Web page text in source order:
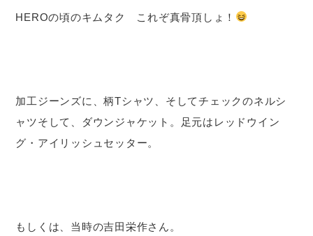
HEROの頃のキムタク これぞ真骨頂しょ！
加工ジーンズに、柄Tシャツ、そしてチェックのネルシ
ャツそして、ダウンジャケット。足元はレッドウイン
グ・アイリッシュセッター。
もしくは、当時の吉田栄作さん。